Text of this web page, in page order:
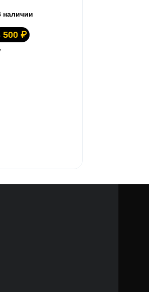
наличии
500 ₽